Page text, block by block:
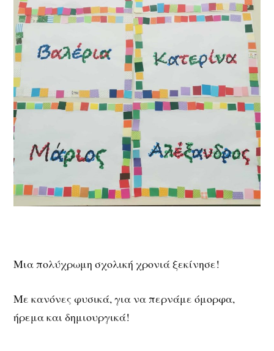
Μια πολύχρωμη σχολική χρονιά ξεκίνησε!
Με κανόνες φυσικά, για να περνάμε όμορφα,
ήρεμα και δημιουργικά!